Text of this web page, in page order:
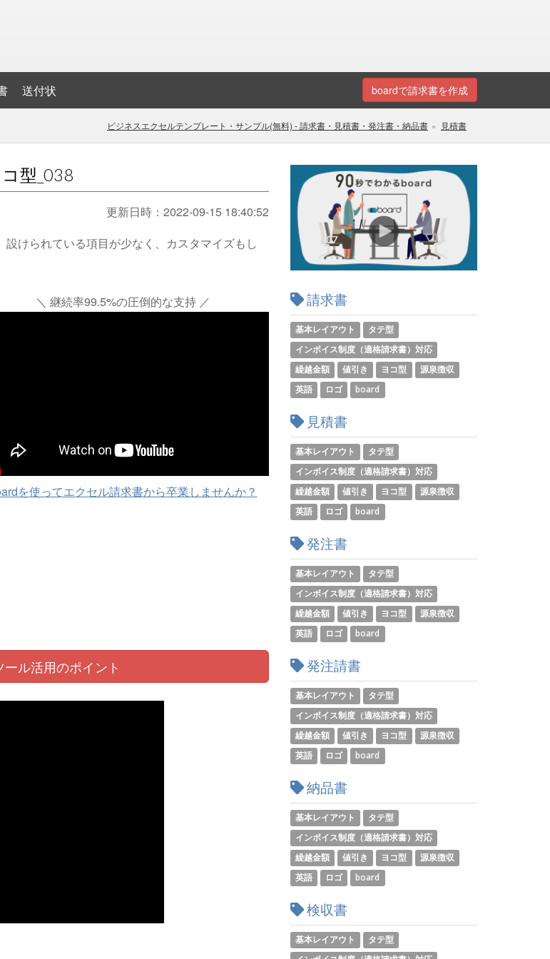
boardで請求書を作成
送付状
ビジネスエクセルテンプレート・サンプル(無料) - 請求書・見積書・発注書・納品書 見積書
型_038
更新日時： 2022-09-15 18:40:52
けられている項目が少なく、カスタマイズもし
＼ 継続率99.5%の圧倒的な支持 ／
を使ってエクセル請求書から卒業しませんか？
ール活用のポイント
請求書
基本レイアウト
タテ型
インボイス制度（適格請求書）対応
繰越金額
値引き ヨコ型
源泉徴収
英語
ロゴ board
見積書
基本レイアウト
タテ型
インボイス制度（適格請求書）対応
繰越金額
値引き ヨコ型
源泉徴収
英語
ロゴ board
発注書
基本レイアウト
タテ型
インボイス制度（適格請求書）対応
繰越金額
値引き ヨコ型
源泉徴収
英語
ロゴ board
発注請書
基本レイアウト
タテ型
インボイス制度（適格請求書）対応
繰越金額
値引き ヨコ型
源泉徴収
英語
ロゴ board
納品書
基本レイアウト
タテ型
インボイス制度（適格請求書）対応
繰越金額
値引き ヨコ型
源泉徴収
英語
ロゴ board
検収書
基本レイアウト
タテ型